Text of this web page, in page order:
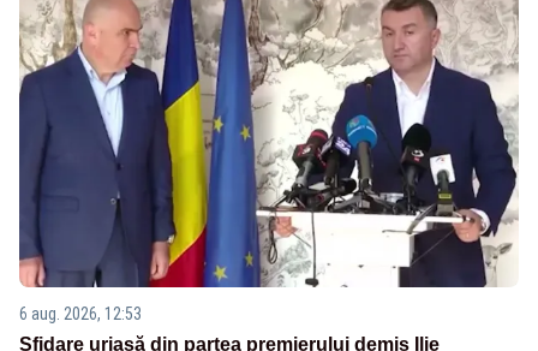
6 aug. 2026, 12:53
Sfidare uriașă din partea premierului demis Ilie